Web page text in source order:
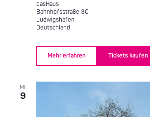
dasHaus
Bahnhofsstraße 30
Ludwigshafen
Deutschland
Mehr erfahren Tickets kaufen
MI.
9